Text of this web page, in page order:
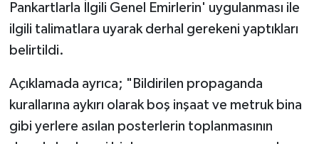
Pankartlarla İlgili Genel Emirlerin' uygulanması ile
ilgili talimatlara uyarak derhal gerekeni yaptıkları
belirtildi.
Açıklamada ayrıca; "Bildirilen propaganda
kurallarına aykırı olarak boş inşaat ve metruk bina
gibi yerlere asılan posterlerin toplanmasının